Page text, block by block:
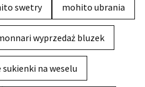
swetry mohito ubrania
wyprzedaż bluzek
na weselu